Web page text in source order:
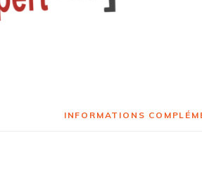
INFORMATIONS